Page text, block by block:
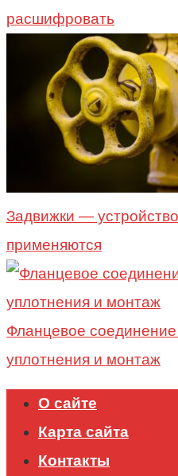
расшифровать
Задвижки —
применяются
Фланцевое
уплотнения и монтаж
О сайте
Карта сайта
Контакты